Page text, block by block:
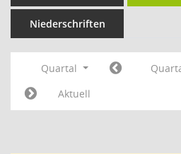
Niederschriften
Quartal
Aktuell